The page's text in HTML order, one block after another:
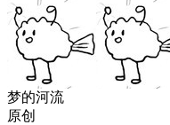
梦的河流
原创